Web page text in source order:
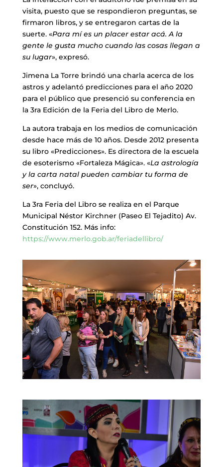
visita, puesto que se respondieron preguntas, se
firmaron libros, y se entregaron cartas de la
suerte. «Para mí es un placer estar acá. A la
gente le gusta mucho cuando las cosas llegan a
su lugar», expresó.
Jimena La Torre brindó una charla acerca de los
astros y adelantó predicciones para el año 2020
para el público que presenció su conferencia en
la 3ra Edición de la Feria del Libro de Merlo.
La autora trabaja en los medios de comunicación
desde hace más de 10 años. Desde 2012 presenta
su libro «Predicciones». Es directora de la escuela
de esoterismo «Fortaleza Mágica». «La astrología
y la carta natal pueden cambiar tu forma de
ser», concluyó.
La 3ra Feria del Libro se realiza en el Parque
Municipal Néstor Kirchner (Paseo El Tejadito) Av.
Constitución 152. Más info:
https://www.merlo.gob.ar/feriadellibro/